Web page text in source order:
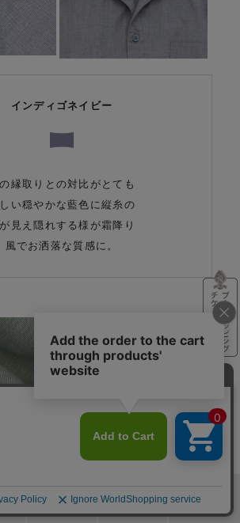
おねむりフェア
インディゴネイビー
縁取りとの対比がとても
い穏やかな藍色に縦糸の
見え隠れする様が霜降り
風でお洒落な質感に。
セージグリーン